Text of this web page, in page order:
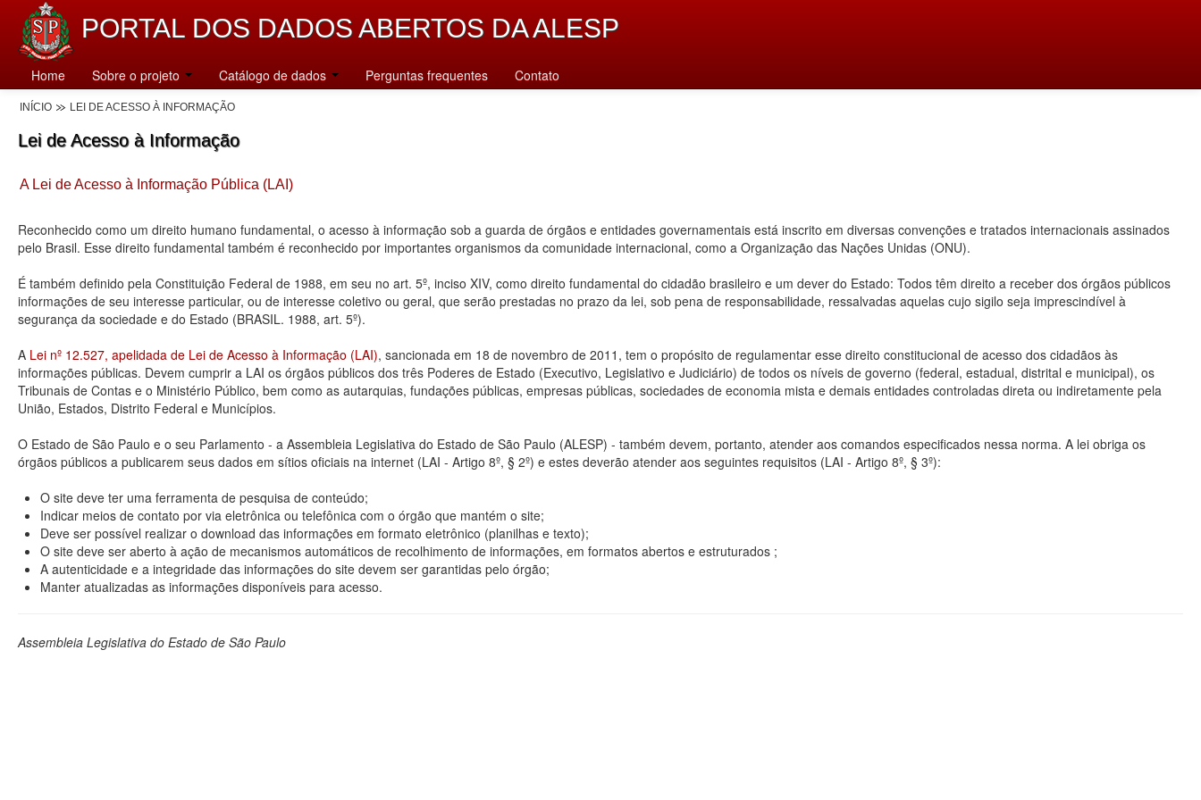
PORTAL DOS DADOS ABERTOS DA ALESP
Home Sobre o projeto Catálogo de dados Perguntas frequentes Contato
INÍCIO LEI DE ACESSO À INFORMAÇÃO
Lei de Acesso à Informação
A Lei de Acesso à Informação Pública (LAI)
Reconhecido como um direito humano fundamental, o acesso à informação sob a guarda de órgãos e entidades governamentais está inscrito em diversas convenções e tratados internacionais assinados
pelo Brasil. Esse direito fundamental também é reconhecido por importantes organismos da comunidade internacional, como a Organização das Nações Unidas (ONU).
É também definido pela Constituição Federal de 1988, em seu no art. 5º, inciso XIV, como direito fundamental do cidadão brasileiro e um dever do Estado: Todos têm direito a receber dos órgãos públicos
informações de seu interesse particular, ou de interesse coletivo ou geral, que serão prestadas no prazo da lei, sob pena de responsabilidade, ressalvadas aquelas cujo sigilo seja imprescindível à
segurança da sociedade e do Estado (BRASIL. 1988, art. 5º).
A Lei nº 12.527, apelidada de Lei de Acesso à Informação (LAI), sancionada em 18 de novembro de 2011, tem o propósito de regulamentar esse direito constitucional de acesso dos cidadãos às
informações públicas. Devem cumprir a LAI os órgãos públicos dos três Poderes de Estado (Executivo, Legislativo e Judiciário) de todos os níveis de governo (federal, estadual, distrital e municipal), os
Tribunais de Contas e o Ministério Público, bem como as autarquias, fundações públicas, empresas públicas, sociedades de economia mista e demais entidades controladas direta ou indiretamente pela
União, Estados, Distrito Federal e Municípios.
O Estado de São Paulo e o seu Parlamento - a Assembleia Legislativa do Estado de São Paulo (ALESP) - também devem, portanto, atender aos comandos especificados nessa norma. A lei obriga os
órgãos públicos a publicarem seus dados em sítios oficiais na internet (LAI - Artigo 8º, § 2º) e estes deverão atender aos seguintes requisitos (LAI - Artigo 8º, § 3º):
O site deve ter uma ferramenta de pesquisa de conteúdo;
Indicar meios de contato por via eletrônica ou telefônica com o órgão que mantém o site;
Deve ser possível realizar o download das informações em formato eletrônico (planilhas e texto);
O site deve ser aberto à ação de mecanismos automáticos de recolhimento de informações, em formatos abertos e estruturados ;
A autenticidade e a integridade das informações do site devem ser garantidas pelo órgão;
Manter atualizadas as informações disponíveis para acesso.
Assembleia Legislativa do Estado de São Paulo